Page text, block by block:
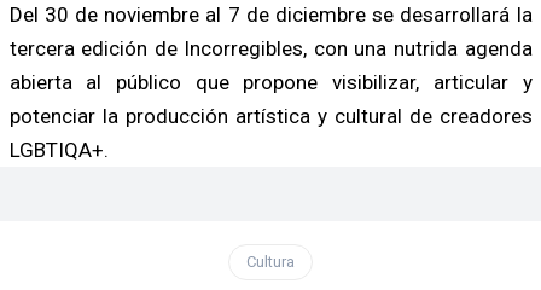
Del 30 de noviembre al 7 de diciembre se desarrollará la
tercera edición de Incorregibles, con una nutrida agenda
abierta al público que propone visibilizar, articular y
potenciar la producción artística y cultural de creadores
LGBTIQA+.
Cultura